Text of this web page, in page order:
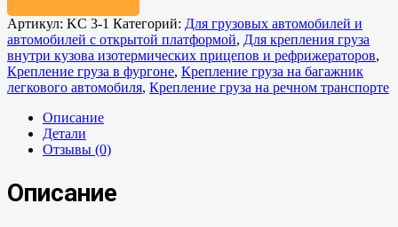
Артикул: KC 3-1 Категорий: Для грузовых автомобилей и
автомобилей с открытой платформой, Для крепления груза
внутри кузова изотермических прицепов и рефрижераторов,
Крепление груза в фургоне, Крепление груза на багажник
легкового автомобиля, Крепление груза на речном транспорте
Описание
Детали
Отзывы (0)
Описание